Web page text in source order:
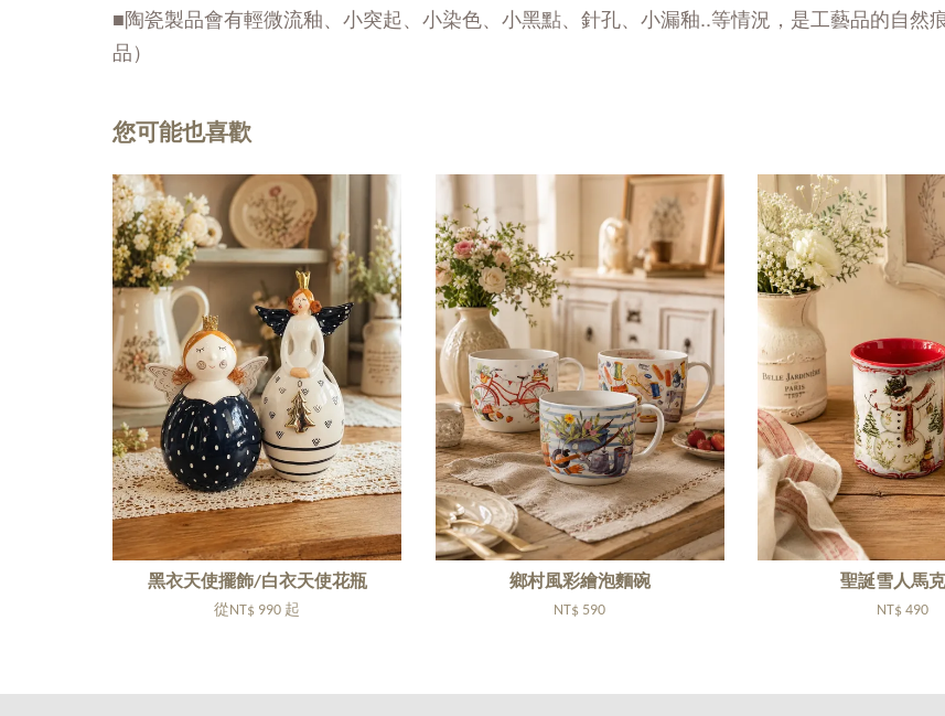
■陶瓷製品會有輕微流釉、小突起、小染色、小黑點、針孔、小漏釉..等情況，是工藝品的自然
品）
您可能也喜歡
黑衣天使擺飾/白衣天使花瓶
從 NT$ 990 起
鄉村風彩繪泡麵碗
NT$ 590
聖誕雪人馬
NT$ 490